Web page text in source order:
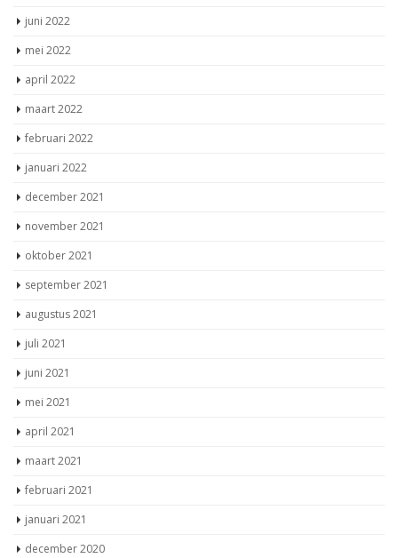
juni 2022
mei 2022
april 2022
maart 2022
februari 2022
januari 2022
december 2021
november 2021
oktober 2021
september 2021
augustus 2021
juli 2021
juni 2021
mei 2021
april 2021
maart 2021
februari 2021
januari 2021
december 2020